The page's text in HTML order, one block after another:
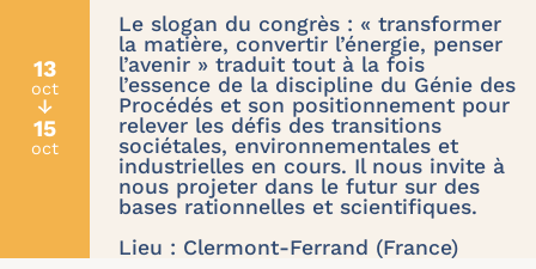
13
oct
↓
15
oct
Le slogan du congrès : « transformer
la matière, convertir l’énergie, penser
l’avenir » traduit tout à la fois
l’essence de la discipline du Génie des
Procédés et son positionnement pour
relever les défis des transitions
sociétales, environnementales et
industrielles en cours. Il nous invite à
nous projeter dans le futur sur des
bases rationnelles et scientifiques.
Lieu : Clermont-Ferrand (France)